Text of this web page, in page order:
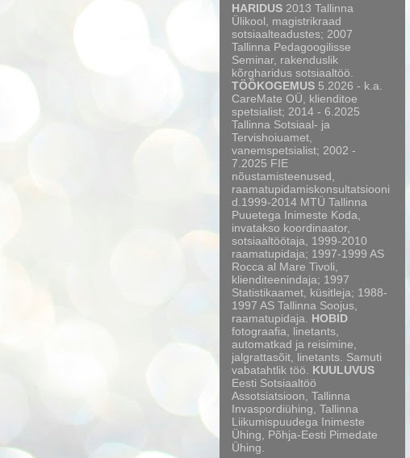
HARIDUS 2013 Tallinna
Ülikool, magistrikraad
sotsiaalteadustes; 2007
Tallinna Pedagoogilisse
Seminar, rakenduslik
kõrgharidus sotsiaaltöö.
TÖÖKOGEMUS 5.2026 - k.a.
CareMate OÜ, klienditoe
spetsialist; 2014 - 6.2025
Tallinna Sotsiaal- ja
Tervishoiuamet,
vanemspetsialist; 2002 -
7.2025 FIE
nõustamisteenused,
raamatupidamiskonsultatsiooni
d.1999-2014 MTÜ Tallinna
Puuetega Inimeste Koda,
invatakso koordinaator,
sotsiaaltöötaja, 1999-2010
raamatupidaja; 1997-1999 AS
Rocca al Mare Tivoli,
klienditeenindaja; 1997
Statistikaamet, küsitleja; 1988-
1997 AS Tallinna Soojus,
raamatupidaja. HOBID
fotograafia, linetants,
automatkad ja reisimine,
jalgrattasõit, linetants. Samuti
vabatahtlik töö. KUULUVUS
Eesti Sotsiaaltöö
Assotsiatsioon, Tallinna
Invaspordiühing, Tallinna
Liikumispuudega Inimeste
Ühing, Põhja-Eesti Pimedate
Ühing.